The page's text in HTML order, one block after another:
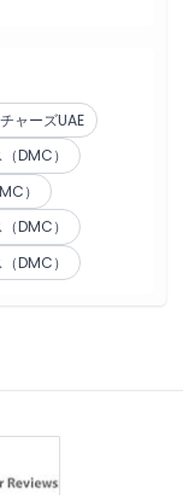
ャーズUAE
DMC）
）
DMC）
DMC）